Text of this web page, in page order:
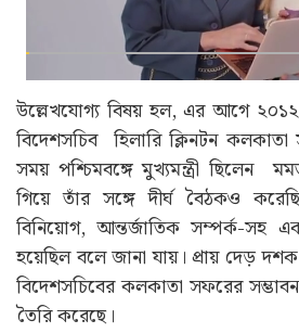
উল্লেখযোগ্য বিষয় হল, এর আগে ২০১২
বিদেশসচিব হিলারি ক্লিনটন
সময় পশ্চিমবঙ্গে মুখ্যমন্ত্রী ছিলেন
গিয়ে তাঁর সঙ্গে দীর্ঘ বৈঠকও
বিনিয়োগ, আন্তর্জাতিক সম্পর্ক-সহ
হয়েছিল বলে জানা যায়। প্রায় দেড়
বিদেশসচিবের কলকাতা সফরের
তৈরি করেছে।